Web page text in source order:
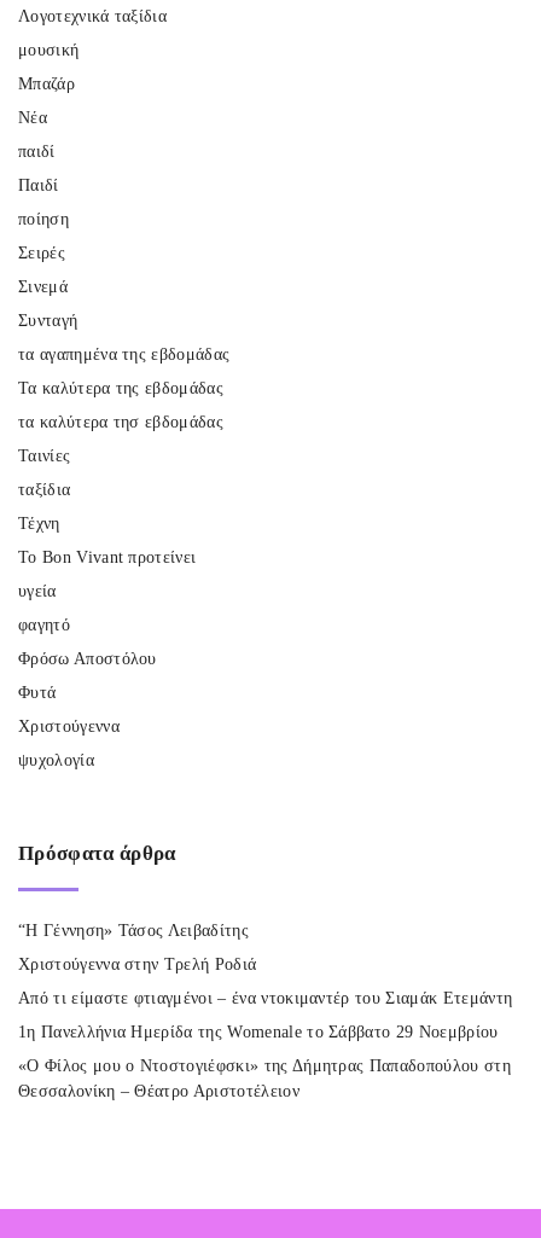
Λογοτεχνικά ταξίδια
μουσική
Μπαζάρ
Νέα
παιδί
Παιδί
ποίηση
Σειρές
Σινεμά
Συνταγή
τα αγαπημένα της εβδομάδας
Τα καλύτερα της εβδομάδας
τα καλύτερα τησ εβδομάδας
Ταινίες
ταξίδια
Τέχνη
Το Bon Vivant προτείνει
υγεία
φαγητό
Φρόσω Αποστόλου
Φυτά
Χριστούγεννα
ψυχολογία
Πρόσφατα άρθρα
“Η Γέννηση» Τάσος Λειβαδίτης
Χριστούγεννα στην Τρελή Ροδιά
Από τι είμαστε φτιαγμένοι – ένα ντοκιμαντέρ του Σιαμάκ Ετεμάντη
1η Πανελλήνια Ημερίδα της Womenale το Σάββατο 29 Νοεμβρίου
«Ο Φίλος μου ο Ντοστογιέφσκι» της Δήμητρας Παπαδοπούλου στη
Θεσσαλονίκη – Θέατρο Αριστοτέλειον